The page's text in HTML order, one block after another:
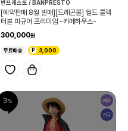
반프레스토 / BANPRESTO
[예약판매 8월 발매][드래곤볼] 월드 콜렉
터블 피규어 프리미엄 -카메하우스-
300,000
무료배송 3,000
3 예약
신규